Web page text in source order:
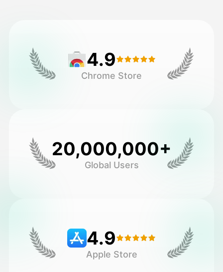
4.9
Chrome Store
20,000,000+
Global Users
4.9
Apple Store